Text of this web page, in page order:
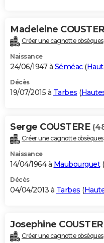
Madeleine
Créer une cagnotte obsèques
Naissance
24/06/1947 à Séméac(
Décès
19/07/2015 à Tarbes (
Serge COUSTERE
Créer une cagnotte obsèques
Naissance
14/04/1964 à Maubourguet(
Décès
04/04/2013 à Tarbes (
Josephine
Créer une cagnotte obsèques